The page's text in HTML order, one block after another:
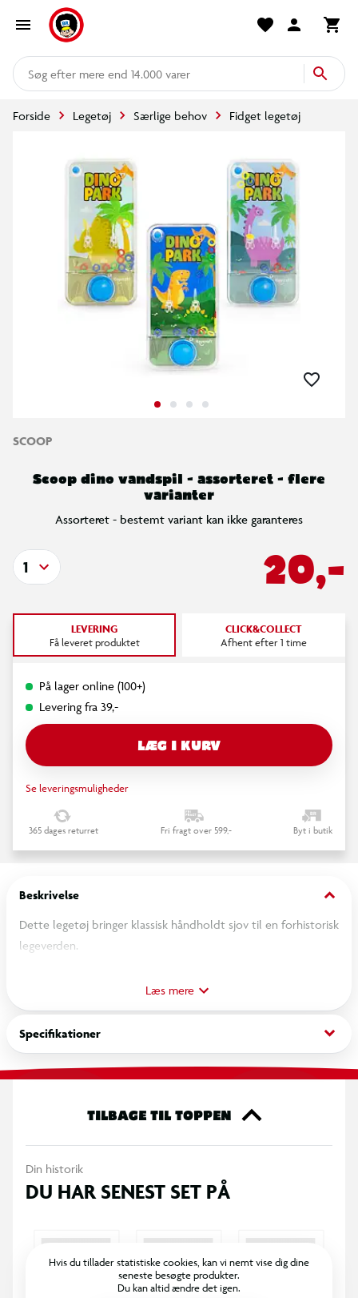
mere end 14.000 varer
Forside Legetøj Særlige behov Fidget legetøj
SCOOP
Scoop dino vandspil - assorteret - flere
varianter
Assorteret - bestemt variant kan ikke garanteres
20,-
1
LEVERING
Få leveret produktet
CLICK&COLLECT
Afhent efter 1 time
På lager online (100+)
Levering fra 39,-
LÆG I KURV
Se leveringsmuligheder
365 dages returret Fri fragt over 599,- Byt i butik
Beskrivelse keyboard_arrow_down
Dette legetøj bringer klassisk håndholdt sjov til en forhistorisk
legeverden.
OBS! Varen er assorteret, og en bestemt variant kan ikke
garanteres.
Læs mere
Specifikationer keyboard_arrow_down
TILBAGE TIL TOPPEN
Din historik
DU HAR SENEST SET PÅ
Hvis du tillader statistiske cookies, kan vi nemt vise dig dine
seneste besøgte produkter.
Du kan altid ændre det igen.